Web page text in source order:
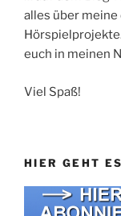
alles über meine
euch in meinen
Viel Spaß!
HIER GEHT